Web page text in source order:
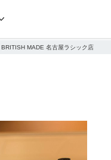
BRITISH MADE 名古屋ラシック店